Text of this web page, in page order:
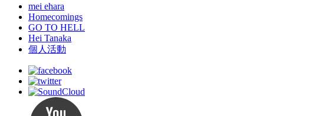
mei ehara
Homecomings
GO TO HELL
Hei Tanaka
個人活動